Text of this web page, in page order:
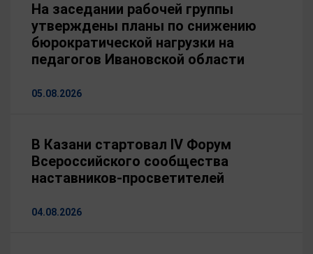
На заседании рабочей группы
утверждены планы по снижению
бюрократической нагрузки на
педагогов Ивановской области
05.08.2026
В Казани стартовал IV Форум
Всероссийского сообщества
наставников-просветителей
04.08.2026